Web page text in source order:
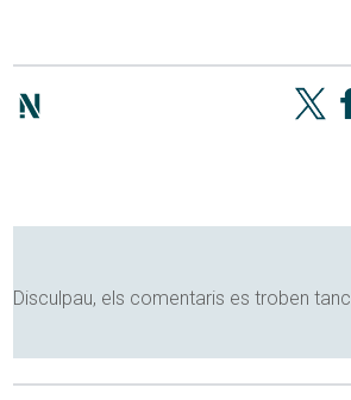
Disculpau, els comentaris es troben